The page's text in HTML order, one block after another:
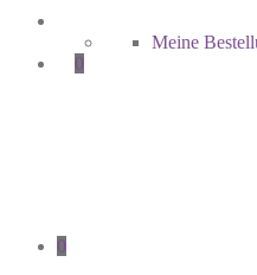
Meine
0
0